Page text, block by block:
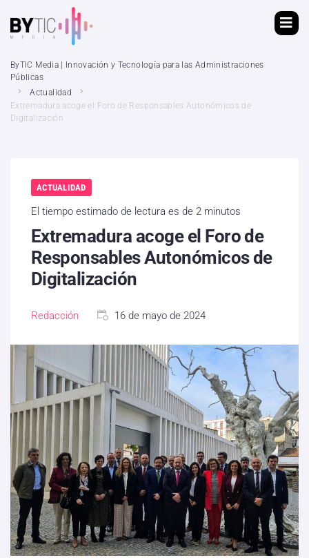
ByTIC Media | Innovación y Tecnología para las Administraciones
Públicas
Actualidad
Extremadura acoge el Foro de Responsables Autonómicos de
Digitalización
ACTUALIDAD
El tiempo estimado de lectura es de 2 minutos
Extremadura acoge el Foro de
Responsables Autonómicos de
Digitalización
Redacción 16 de mayo de 2024